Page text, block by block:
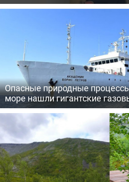
Опасные природные
море нашли гигантские